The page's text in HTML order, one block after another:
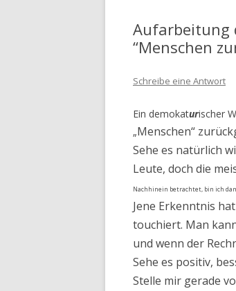
Aufarbeitung
“Menschen
Schreibe eine Antwort
Ein demokaturischer
„Menschen“
Sehe es natürlich
Leute, doch die
Nachhinein betrachtet, bin ich
Jene Erkenntnis
touchiert. Man
und wenn der
Sehe es positiv,
Stelle mir gerade